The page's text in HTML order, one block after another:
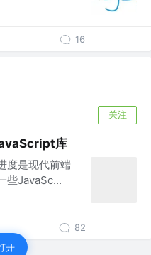
16
关注
库
度是现代前端
些JavaSc...
82
开